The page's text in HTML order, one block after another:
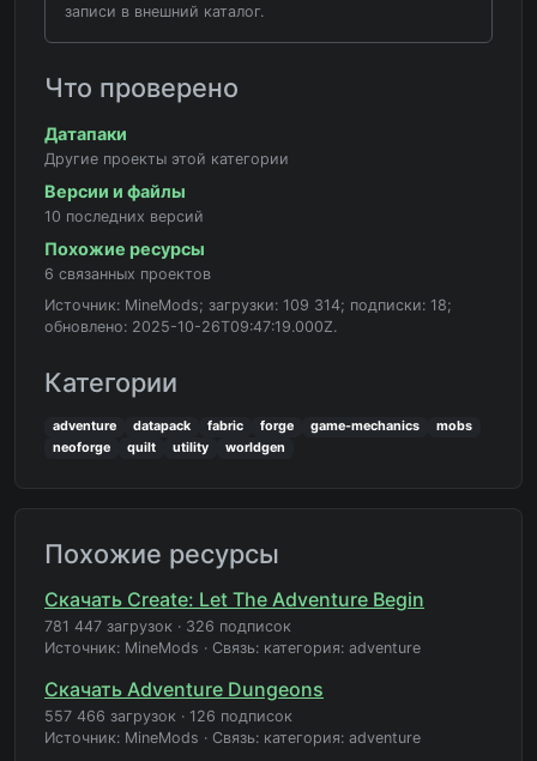
записи в внешний каталог.
Что проверено
Датапаки
Другие проекты этой категории
Версии и файлы
10 последних версий
Похожие ресурсы
6 связанных проектов
Источник: MineMods; загрузки: 109 314; подписки: 18;
обновлено: 2025-10-26T09:47:19.000Z.
Категории
adventure datapack fabric forge game-mechanics
mobs
neoforge
quilt utility worldgen
Похожие ресурсы
Скачать Create: Let The Adventure Begin
781 447 загрузок · 326 подписок
Источник: MineMods · Связь: категория: adventure
Скачать Adventure Dungeons
557 466 загрузок · 126 подписок
Источник: MineMods · Связь: категория: adventure